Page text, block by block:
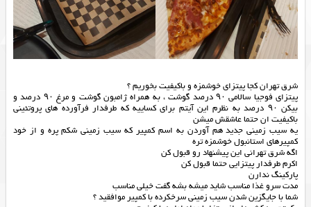
شرق تهران کجا پیتزای خوشمزه و باکیفیت بخوریم ؟
پیتزای فوجیا سالامی ۹۰ درصد گوشت ، به همراه ژامبون گوشت و مرغ ۹۰ درصد و
بیکن ۹۰ درصد به نظرم این آیتم برای کساییه که طرفدار فرآورده های پروتئینی
باکیفیت ان حتما عاشقش میشن
يه سيب زمینی جدید هم آوردن به اسم کمپیر که سیب زمینی شکم پره و از خود
کمپیرهای استانبول خوشمزه تره
اگه شرق تهرانی این پیشنهاد رو قبول کن
اکرم طرفدار پیتزایی حتما قبول کن
پارکینگ ندارن
مدت سرو غذا مناسب شاید میشه بشه گفت خیلی مناسب
شما با جایگزین شدن سیب زمینی سرخکرده با کمپیر موافقید ؟